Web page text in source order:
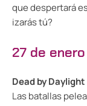
que despertará
izarás tú?
27 de enero
Dead by
Las batallas